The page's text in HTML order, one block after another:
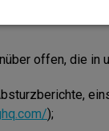
offen, die in
);